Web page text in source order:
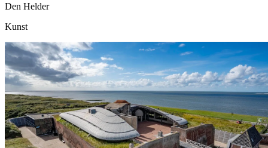
Den Helder
Kunst